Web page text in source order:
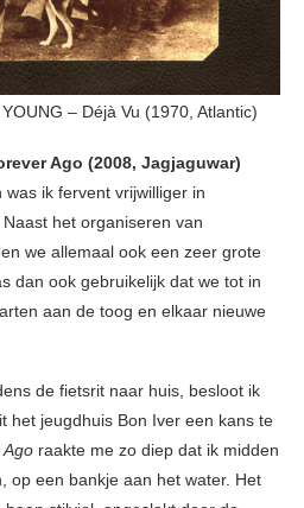
– Déjà Vu (1970, Atlantic)
Ago (2008, Jagjaguwar)
ik fervent vrijwilliger in
het organiseren van
we allemaal ook een zeer grote
dan ook gebruikelijk dat we tot in
aan de toog en elkaar nieuwe
de fietsrit naar huis, besloot ik
het jeugdhuis Bon Iver een kans te
raakte me zo diep dat ik midden
op een bankje aan het water. Het